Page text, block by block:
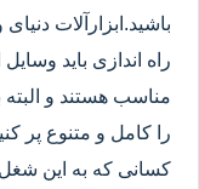
باشید.ابزارآلات
راه اندازی باید
مناسب هستند و البته
را کامل و متنوع پر
کسانی که به این شغل